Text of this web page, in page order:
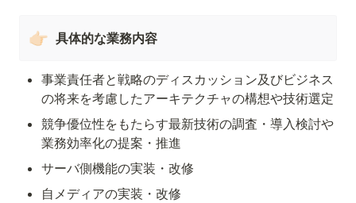
👉🏻 具体的な業務内容
事業責任者と戦略のディスカッション及びビジネス
の将来を考慮したアーキテクチャの構想や技術選定
競争優位性をもたらす最新技術の調査・導入検討や
業務効率化の提案・推進
サーバ側機能の実装・改修
自メディアの実装・改修